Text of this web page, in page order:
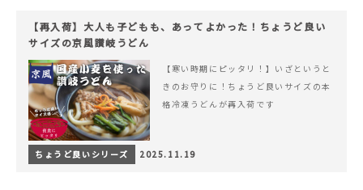
【再入荷】大人も子どもも、あってよかった！ちょうど良い
サイズの京風讃岐うどん
【寒い時期にピッタリ！】いざというと
きのお守りに！ちょうど良いサイズの本
格冷凍うどんが再入荷です
ちょうど良いシリーズ 2025.11.19